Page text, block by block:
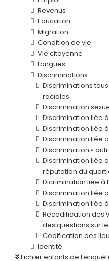
Revenus
Education
Migration
Condition de vie
Vie citoyenne
Langues
Discriminations
Discriminations
raciales
Discrimination
Discrimination liée
Discrimination liée
Discrimination liée
Discrimination «
Discrimination liée
réputation du
Dicrimination liée à
Discrimination liée
Discrimination liée
Recodification des
des questions sur
Codification des
Identité
Fichier enfants de